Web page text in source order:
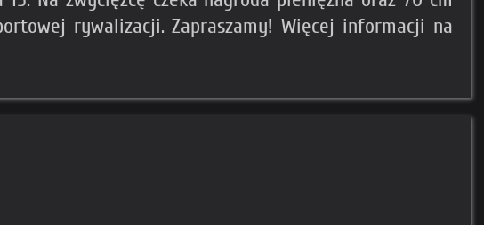
rywalizacji. Zapraszamy! Więcej informacji na